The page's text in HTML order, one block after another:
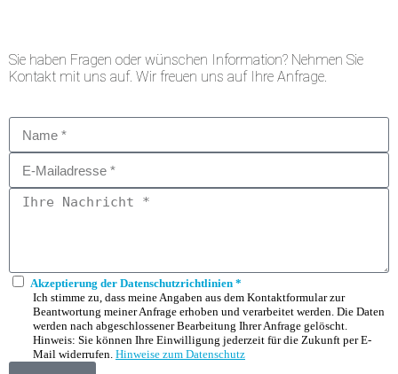
Sie haben Fragen oder wünschen Information? Nehmen Sie
Kontakt mit uns auf. Wir freuen uns auf Ihre Anfrage.
Akzeptierung der Datenschutzrichtlinien *
Ich stimme zu, dass meine Angaben aus dem Kontaktformular zur
Beantwortung meiner Anfrage erhoben und verarbeitet werden. Die Daten
werden nach abgeschlossener Bearbeitung Ihrer Anfrage gelöscht.
Hinweis: Sie können Ihre Einwilligung jederzeit für die Zukunft per E-
Mail widerrufen. Hinweise zum Datenschutz